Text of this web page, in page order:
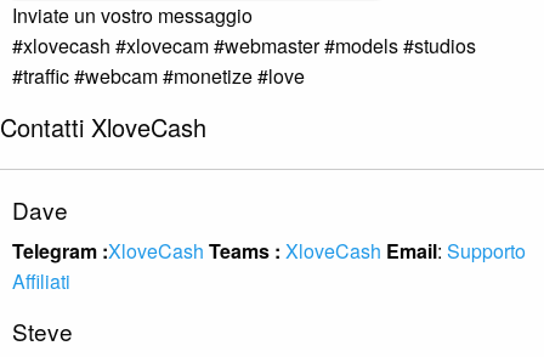
Inviate un vostro messaggio
#xlovecash #xlovecam #webmaster #models #studios
#traffic #webcam #monetize #love
Contatti XloveCash
Dave
Telegram :XloveCash Teams : XloveCash Email: Supporto
Affiliati
Steve